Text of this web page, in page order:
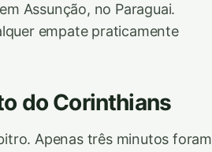
Assunção, no Paraguai.
empate praticamente
do Corinthians
Apenas três minutos foram